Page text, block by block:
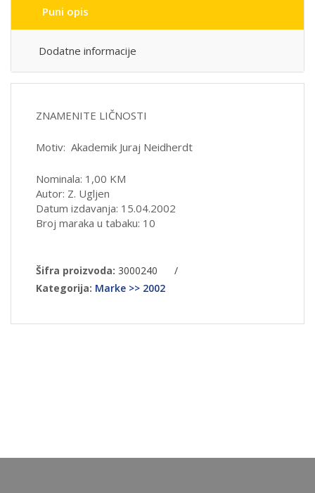
Puni opis
Dodatne informacije
ZNAMENITE LIČNOSTI
Motiv: Akademik Juraj Neidherdt
Nominala: 1,00 KM
Autor: Z. Ugljen
Datum izdavanja: 15.04.2002
Broj maraka u tabaku: 10
Šifra proizvoda: 3000240
/
Kategorija: Marke >> 2002